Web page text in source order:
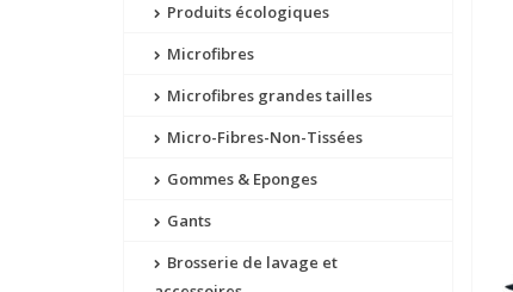
Produits écologiques
Microfibres
Microfibres grandes tailles
Micro-Fibres-Non-Tissées
Gommes & Eponges
Gants
Brosserie de lavage et